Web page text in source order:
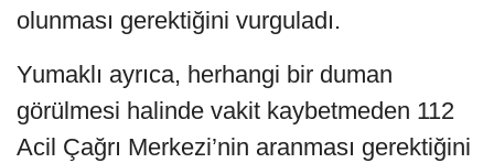
olunması gerektiğini vurguladı.
Yumaklı ayrıca, herhangi bir duman
görülmesi halinde vakit kaybetmeden 112
Acil Çağrı Merkezi’nin aranması gerektiğini